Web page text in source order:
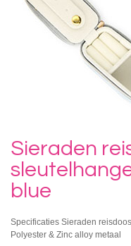
Sieraden
blue
Specificaties Sieraden
Polyester & Zinc alloy metaal